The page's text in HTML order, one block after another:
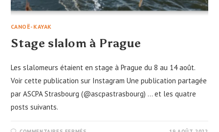
CANOË-KAYAK
Stage slalom à Prague
Les slalomeurs étaient en stage à Prague du 8 au 14 août.
Voir cette publication sur Instagram Une publication partagée
par ASCPA Strasbourg (@ascpastrasbourg) ... et les quatre
posts suivants.